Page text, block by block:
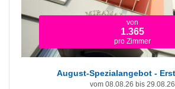
ab
679
pro Zimmer
August-Angebot
vom 08.08.26 bis 29.08.26